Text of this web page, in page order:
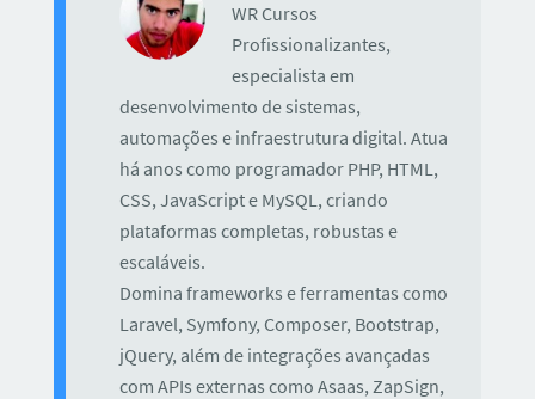
WR Cursos
Profissionalizantes,
especialista em
desenvolvimento de sistemas,
automações e infraestrutura digital. Atua
há anos como programador PHP, HTML,
CSS, JavaScript e MySQL, criando
plataformas completas, robustas e
escaláveis.
Domina frameworks e ferramentas como
Laravel, Symfony, Composer, Bootstrap,
jQuery, além de integrações avançadas
com APIs externas como Asaas, ZapSign,